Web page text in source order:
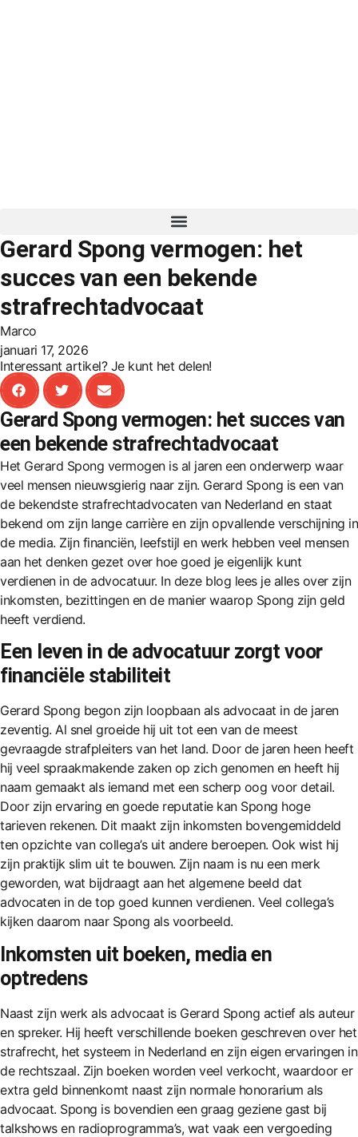
Gerard Spong vermogen: het
succes van een bekende
strafrechtadvocaat
Marco
januari 17, 2026
Interessant artikel? Je kunt het delen!
Gerard Spong vermogen: het succes van
een bekende strafrechtadvocaat
Het Gerard Spong vermogen is al jaren een onderwerp waar
veel mensen nieuwsgierig naar zijn. Gerard Spong is een van
de bekendste strafrechtadvocaten van Nederland en staat
bekend om zijn lange carrière en zijn opvallende verschijning in
de media. Zijn financiën, leefstijl en werk hebben veel mensen
aan het denken gezet over hoe goed je eigenlijk kunt
verdienen in de advocatuur. In deze blog lees je alles over zijn
inkomsten, bezittingen en de manier waarop Spong zijn geld
heeft verdiend.
Een leven in de advocatuur zorgt voor
financiële stabiliteit
Gerard Spong begon zijn loopbaan als advocaat in de jaren
zeventig. Al snel groeide hij uit tot een van de meest
gevraagde strafpleiters van het land. Door de jaren heen heeft
hij veel spraakmakende zaken op zich genomen en heeft hij
naam gemaakt als iemand met een scherp oog voor detail.
Door zijn ervaring en goede reputatie kan Spong hoge
tarieven rekenen. Dit maakt zijn inkomsten bovengemiddeld
ten opzichte van collega’s uit andere beroepen. Ook wist hij
zijn praktijk slim uit te bouwen. Zijn naam is nu een merk
geworden, wat bijdraagt aan het algemene beeld dat
advocaten in de top goed kunnen verdienen. Veel collega’s
kijken daarom naar Spong als voorbeeld.
Inkomsten uit boeken, media en
optredens
Naast zijn werk als advocaat is Gerard Spong actief als auteur
en spreker. Hij heeft verschillende boeken geschreven over het
strafrecht, het systeem in Nederland en zijn eigen ervaringen in
de rechtszaal. Zijn boeken worden veel verkocht, waardoor er
extra geld binnenkomt naast zijn normale honorarium als
advocaat. Spong is bovendien een graag geziene gast bij
talkshows en radioprogramma’s, wat vaak een vergoeding